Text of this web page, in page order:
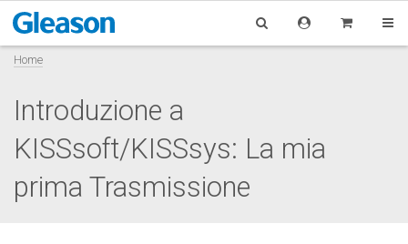
Home
Introduzione a
KISSsoft/KISSsys: La mia
prima Trasmissione